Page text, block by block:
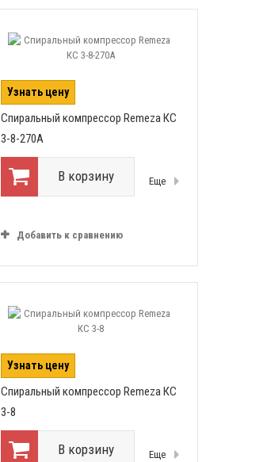
Узнать цену
Спиральный компрессор Remeza КС
3-8-270А
В корзину Еще
Добавить к сравнению
Узнать цену
Спиральный компрессор Remeza КС
3-8
В корзину Еще